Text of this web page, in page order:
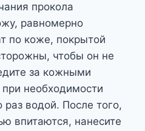
прокола
равномерно
по коже, покрытой
чтобы он не
за кожными
необходимости
водой. После того,
впитаются, нанесите